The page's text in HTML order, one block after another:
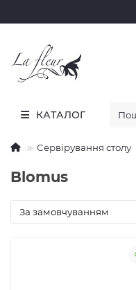
КАТАЛОГ
Сервірування столу
Blomus